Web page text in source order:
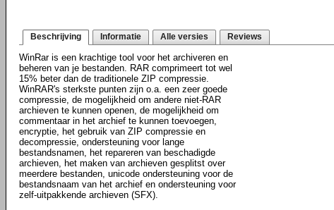
Beschrijving Informatie Alle versies Reviews
WinRar is een krachtige tool voor het archiveren en
beheren van je bestanden. RAR comprimeert tot wel
15% beter dan de traditionele ZIP compressie.
WinRAR's sterkste punten zijn o.a. een zeer goede
compressie, de mogelijkheid om andere niet-RAR
archieven te kunnen openen, de mogelijkheid om
commentaar in het archief te kunnen toevoegen,
encryptie, het gebruik van ZIP compressie en
decompressie, ondersteuning voor lange
bestandsnamen, het repareren van beschadigde
archieven, het maken van archieven gesplitst over
meerdere bestanden, unicode ondersteuning voor de
bestandsnaam van het archief en ondersteuning voor
zelf-uitpakkende archieven (SFX).